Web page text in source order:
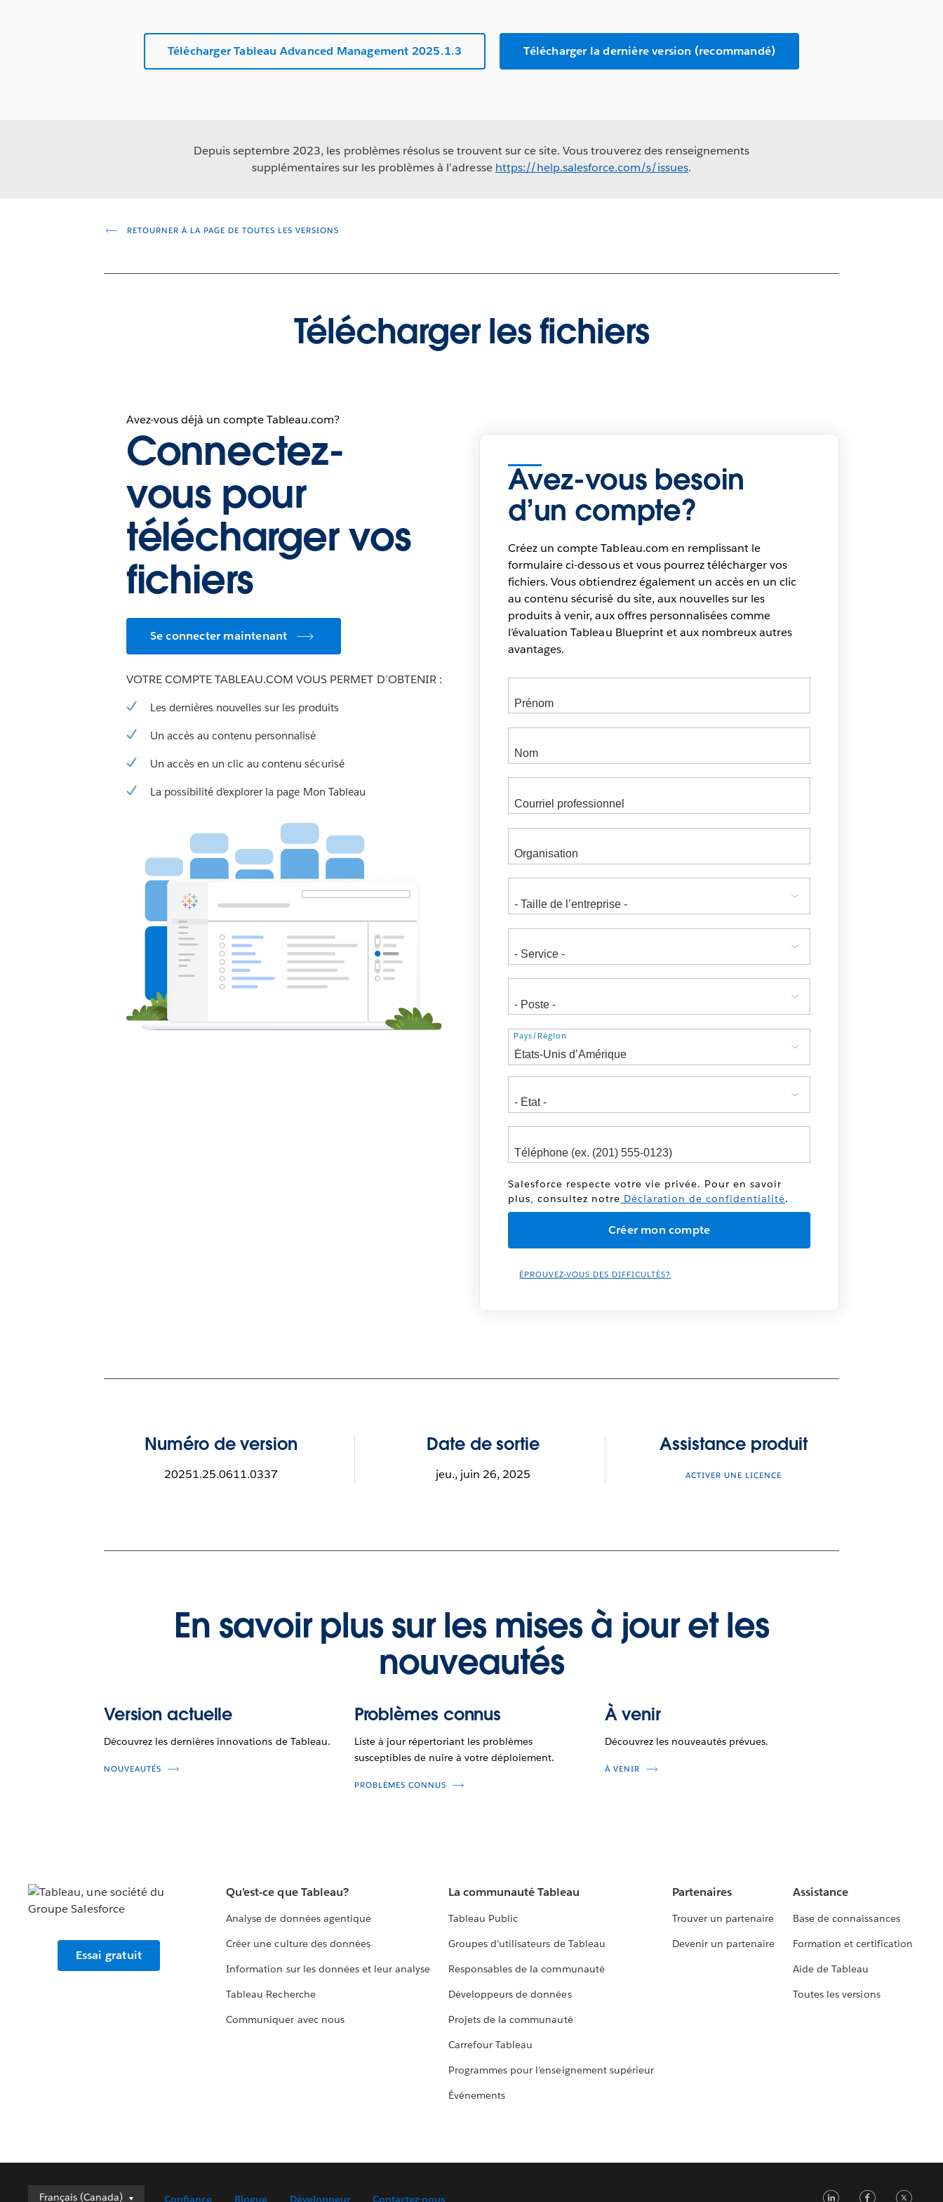
Télécharger Tableau Advanced Management 2025.1.3 Télécharger la dernière version (recommandé)
Depuis septembre 2023, les problèmes résolus se trouvent sur ce site. Vous trouverez des renseignements
supplémentaires sur les problèmes à l’adresse https://help.salesforce.com/s/issues.
RETOURNER À LA PAGE DE TOUTES LES VERSIONS
Télécharger les fichiers
Avez-vous déjà un compte Tableau.com?
Connectez-
vous pour
télécharger vos
fichiers
Se connecter maintenant
VOTRE COMPTE TABLEAU.COM VOUS PERMET D’OBTENIR :
Les dernières nouvelles sur les produits
Un accès au contenu personnalisé
Un accès en un clic au contenu sécurisé
La possibilité d’explorer la page Mon Tableau
Avez-vous besoin
d’un compte?
Créez un compte Tableau.com en remplissant le
formulaire ci-dessous et vous pourrez télécharger vos
fichiers. Vous obtiendrez également un accès en un clic
au contenu sécurisé du site, aux nouvelles sur les
produits à venir, aux offres personnalisées comme
l’évaluation Tableau Blueprint et aux nombreux autres
avantages.
Adresse
Pays/Région
Salesforce respecte votre vie privée. Pour en savoir
plus, consultez notre Déclaration de confidentialité.
ÉPROUVEZ-VOUS DES DIFFICULTÉS?
Numéro de version
20251.25.0611.0337
Date de sortie
jeu., juin 26, 2025
Assistance produit
ACTIVER UNE LICENCE
En savoir plus sur les mises à jour et les
nouveautés
Version actuelle
Découvrez les dernières innovations de Tableau.
NOUVEAUTÉS
Problèmes connus
Liste à jour répertoriant les problèmes
susceptibles de nuire à votre déploiement.
PROBLÈMES CONNUS
À venir
Découvrez les nouveautés prévues.
À VENIR
Essai gratuit
Qu’est-ce que Tableau?
Analyse de données agentique
Créer une culture des données
Information sur les données et leur analyse
Tableau Recherche
Communiquer avec nous
La communauté Tableau
Tableau Public
Groupes d’utilisateurs de Tableau
Responsables de la communauté
Développeurs de données
Projets de la communauté
Carrefour Tableau
Programmes pour l’enseignement supérieur
Événements
Partenaires
Trouver un partenaire
Devenir un partenaire
Assistance
Base de connaissances
Formation et certification
Aide de Tableau
Toutes les versions
Français (Canada)
Français (Canada) Confiance Blogue Développeur Contactez-nous